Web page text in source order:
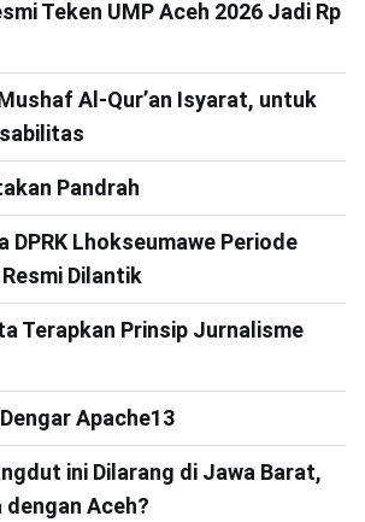
Teken UMP Aceh 2026 Jadi Rp
Al-Qur’an Isyarat, untuk
Pandrah
DPRK Lhokseumawe Periode
Dilantik
Terapkan Prinsip Jurnalisme
Apache13
ini Dilarang di Jawa Barat,
dengan Aceh?